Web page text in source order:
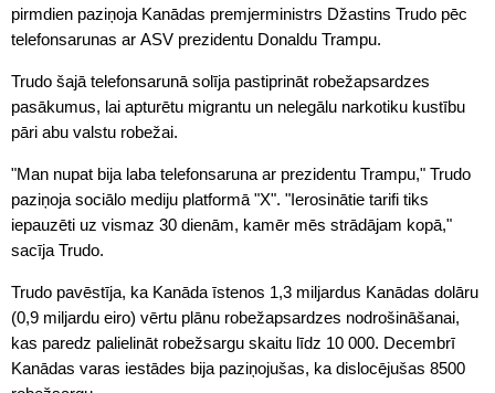
pirmdien paziņoja Kanādas premjerministrs Džastins Trudo pēc
telefonsarunas ar ASV prezidentu Donaldu Trampu.
Trudo šajā telefonsarunā solīja pastiprināt robežapsardzes
pasākumus, lai apturētu migrantu un nelegālu narkotiku kustību
pāri abu valstu robežai.
"Man nupat bija laba telefonsaruna ar prezidentu Trampu," Trudo
paziņoja sociālo mediju platformā "X". "Ierosinātie tarifi tiks
iepauzēti uz vismaz 30 dienām, kamēr mēs strādājam kopā,"
sacīja Trudo.
Trudo pavēstīja, ka Kanāda īstenos 1,3 miljardus Kanādas dolāru
(0,9 miljardu eiro) vērtu plānu robežapsardzes nodrošināšanai,
kas paredz palielināt robežsargu skaitu līdz 10 000. Decembrī
Kanādas varas iestādes bija paziņojušas, ka dislocējušas 8500